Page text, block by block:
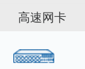
高速网卡